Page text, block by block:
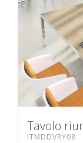
Tavolo
ITMDDVRY08